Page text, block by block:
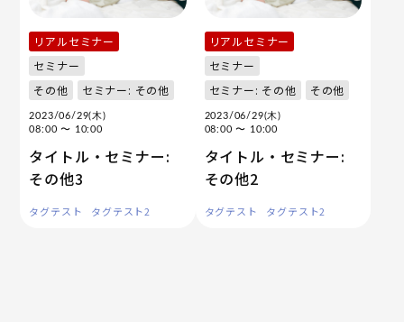
リアルセミナー
セミナー
その他
セミナー: その他
2023/06/29(木)
08:00〜 10:00
タイトル・セミナー:
その他3
タグテスト タグテスト2
リアルセミナー
セミナー
セミナー: その他
その他
2023/06/29(木)
08:00〜 10:00
タイトル・セミナー:
その他2
タグテスト タグテスト2